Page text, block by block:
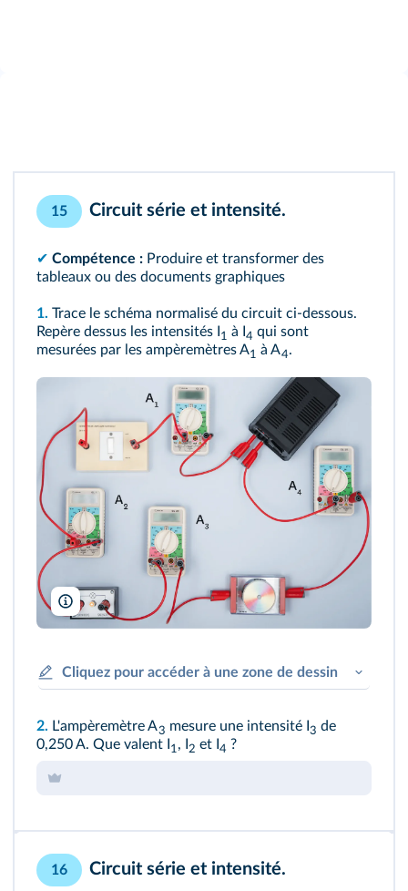
15 Circuit série et intensité.
✔︎ Compétence : Produire et transformer des
tableaux ou des documents graphiques
1. Trace le schéma normalisé du circuit ci-dessous.
Repère dessus les intensités I
1 à I 4 qui sont
mesurées par les ampèremètres A1 à A4.
A. Aubert
Cliquez pour accéder à une zone de dessin
2. L'ampèremètre A3 mesure une intensité I 3 de
0,250 A. Que valent I
1, I 2 et I 4 ?
16 Circuit série et intensité.